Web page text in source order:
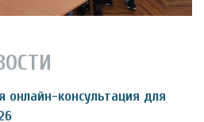
консультация для